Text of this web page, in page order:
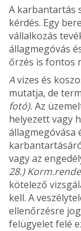
A karbantartás
kérdés. Egy
vállalkozás
állagmegóvás
őrzés is fontos
Avizes és
mutatja, de
fotó).Az
helyezett vagy
állagmegóvása
vagy az
28.)
kötelező
kell. A
ellenőrzésre
felügyelet felé